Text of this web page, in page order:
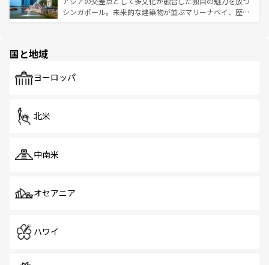
た文化、そして多様な観光資源が、訪れる旅人を魅了し続
うな絶景から文化的な体験まで、香港を存分に楽しみ尽く
シンガポール。未来的な建築物が並ぶマリーナベイ、歴史
で、ホーカーズは地元の風情を楽しめる外せないスポット
国と地域
ヨーロッパ
北米
中南米
オセアニア
ハワイ